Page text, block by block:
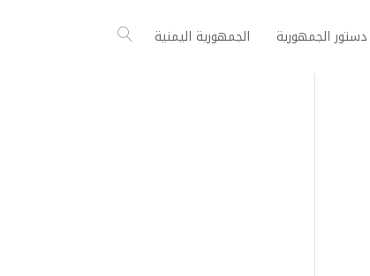
دستور الجمهورية الجمهورية اليمنية